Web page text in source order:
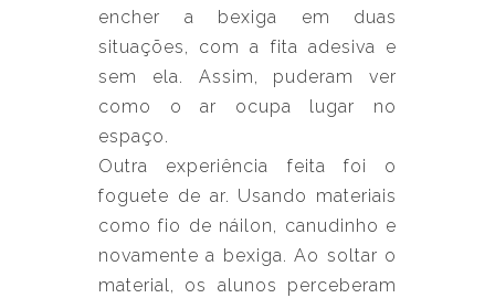
encher a bexiga em duas
situações, com a fita adesiva e
sem ela. Assim, puderam ver
como o ar ocupa lugar no
espaço.
Outra experiência feita foi o
foguete de ar. Usando materiais
como fio de náilon, canudinho e
novamente a bexiga. Ao soltar o
material, os alunos perceberam